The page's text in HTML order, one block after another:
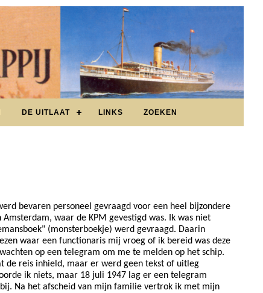
DE UITLAAT LINKS ZOEKEN
bevaren personeel gevraagd voor een heel bijzondere
waar de KPM gevestigd was. Ik was niet
(monsterboekje) werd gevraagd. Daarin
waar een functionaris mij vroeg of ik bereid was deze
op een telegram om me te melden op het schip.
de reis inhield, maar er werd geen tekst of uitleg
ik niets, maar 18 juli 1947 lag er een telegram
Na het afscheid van mijn familie vertrok ik met mijn